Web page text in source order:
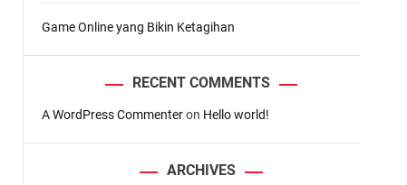
Game Online yang Bikin Ketagihan
RECENT COMMENTS
A WordPress Commenteron Hello world!
ARCHIVES